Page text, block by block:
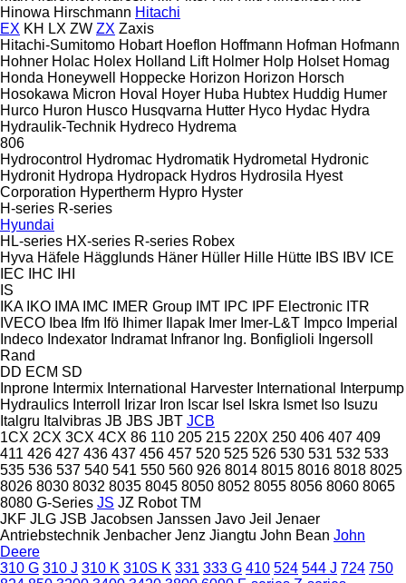
Hinowa Hirschmann Hitachi
EX KH LX ZW ZX Zaxis
Hitachi-Sumitomo Hobart Hoeflon Hoffmann Hofman Hofmann
Hohner Holac Holex Holland Lift Holmer Holp Holset Homag
Honda Honeywell Hoppecke Horizon Horizon Horsch
Hosokawa Micron Hoval Hoyer Huba Hubtex Huddig Humer
Hurco Huron Husco Husqvarna Hutter Hyco Hydac Hydra
Hydraulik-Technik Hydreco Hydrema
806
Hydrocontrol Hydromac Hydromatik Hydrometal
Hydronic
Hydronit Hydropa Hydropack Hydros Hydrosila Hyest
Corporation Hypertherm Hypro Hyster
H-series R-series
Hyundai
HL-series HX-series R-series Robex
Hyva Häfele Hägglunds Häner Hüller Hille Hütte IBS IBV ICE
IEC
IHC
IHI
IS
IKA IKO IMA IMC IMER Group IMT IPC IPF Electronic ITR
IVECO Ibea Ifm Ifö Ihimer Ilapak Imer Imer-L&T Impco Imperial
Indeco Indexator Indramat Infranor Ing. Bonfiglioli Ingersoll
Rand
DD ECM SD
Inprone Intermix International Harvester International
Interpump
Hydraulics Interroll Irizar Iron Iscar Isel Iskra Ismet Iso Isuzu
Italgru Italvibras JB JBS JBT JCB
1CX 2CX 3CX 4CX 86 110 205 215 220X 250 406 407 409
411 426 427 436 437 456 457 520 525 526 530 531 532 533
535 536 537 540 541 550 560 926 8014 8015 8016 8018 8025
8026 8030 8032 8035 8045 8050 8052 8055 8056 8060 8065
8080 G-Series JS JZ Robot TM
JKF JLG JSB Jacobsen Janssen Javo Jeil Jenaer
Antriebstechnik Jenbacher Jenz Jiangtu John Bean John
Deere
310 G 310 J 310 K 310S K 331 333 G 410 524 544 J 724 750